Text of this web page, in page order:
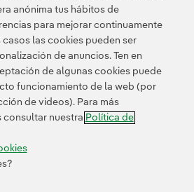
Política de Privacidad Información legal
el uso de la IA Política de cookies
Accesibilidad Canal de denuncias
S.A. Reservados todos los derechos.
anónima tus hábitos de
para mejorar continuamente
las cookies pueden ser
de anuncios. Ten en
de algunas cookies puede
funcionamiento de la web (por
de videos). Para más
consultar nuestra Política de